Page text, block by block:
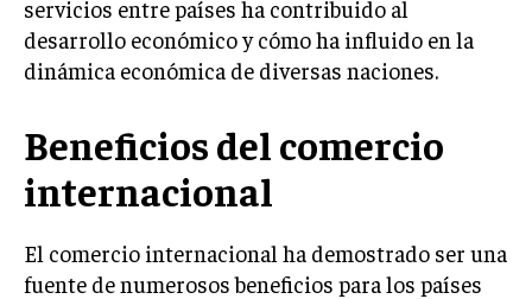
MARKETING
ESTRATEGIAS DE MARKETING
VENTA DE ENLACES
servicios entre países ha contribuido al
desarrollo económico y cómo ha influido en la
dinámica económica de diversas naciones.
Beneficios del comercio
internacional
El comercio internacional ha demostrado ser una
fuente de numerosos beneficios para los países